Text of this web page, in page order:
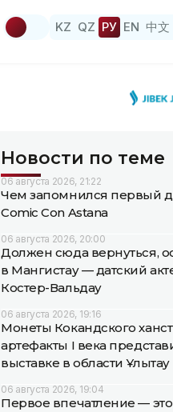
KZ QZ РУ EN 中文
Новости по теме
06 августа 2026, 21:22
Чем запомнился первый
Comic Con Astana
06 августа 2026, 20:00
Должен сюда вернуться,
в Мангистау — датский
Костер-Вальдау
06 августа 2026, 19:16
Монеты Кокандского
артефакты I века
выставке в области Ұлытау
06 августа 2026, 19:04
Первое впечатление —